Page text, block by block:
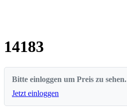
14183
Bitte einloggen um Preis zu sehen.
Jetzt einloggen